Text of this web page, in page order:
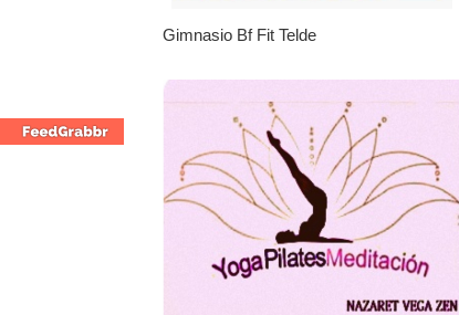
Gimnasio Bf Fit Telde
No tengo para alimentarlos, ayuda
Leales.org » Gran Canaria | 9 de Julio 2025